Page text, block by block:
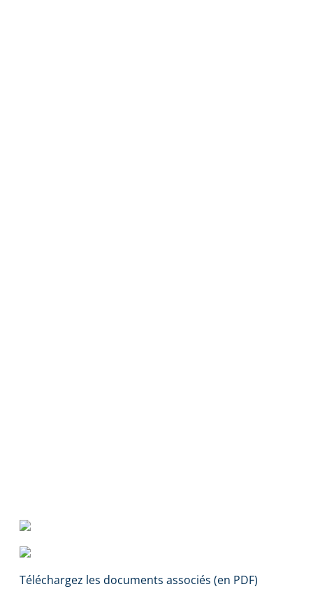
Téléchargez les documents associés (en PDF)